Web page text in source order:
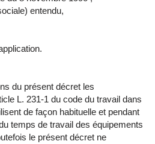
entendu,
du présent décret les
L. 231-1 du code du travail dans
de façon habituelle et pendant
temps de travail des équipements
le présent décret ne